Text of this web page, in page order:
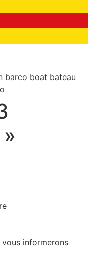
informerons